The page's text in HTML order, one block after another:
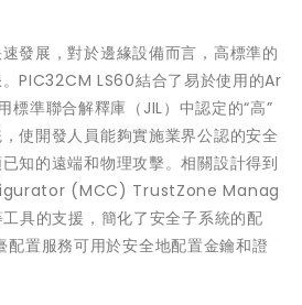
發展，對於邊緣設備而言，高標準的
PIC32CM LS60結合了易於使用的Ar
準聯合解釋庫（JIL）中認定的“高”
使開發人員能夠實施業界公認的安全
知的遠端和物理攻擊。相關設計得到
(MCC) TrustZone Manag
具的支援，簡化了安全子系統的配
置服務可用於安全地配置金鑰和證